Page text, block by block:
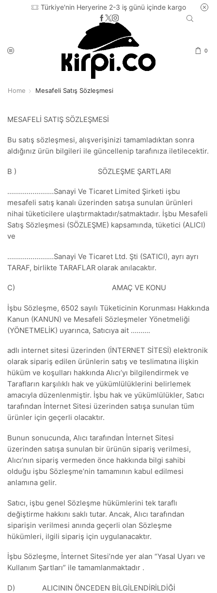
Türkiye'nin Heryerine 2-3 iş günü içinde kargo
0
Home Mesafeli Satış Sözleşmesi
MESAFELİ SATIŞ SÖZLEŞMESİ
Bu satış sözleşmesi, alışverişinizi tamamladıktan sonra
aldığınız ürün bilgileri ile güncellenip tarafınıza iletilecektir.
B ) SÖZLEŞME ŞARTLARI
……………………Sanayi Ve Ticaret Limited Şirketi işbu
mesafeli satış kanalı üzerinden satışa sunulan ürünleri
nihai tüketicilere ulaştırmaktadır/satmaktadır. İşbu Mesafeli
Satış Sözleşmesi (SÖZLEŞME) kapsamında, tüketici (ALICI)
ve
……………………Sanayi Ve Ticaret Ltd. Şti (SATICI), ayrı ayrı
TARAF, birlikte TARAFLAR olarak anılacaktır.
C) AMAÇ VE KONU
İşbu Sözleşme, 6502 sayılı Tüketicinin Korunması Hakkında
Kanun (KANUN) ve Mesafeli Sözleşmeler Yönetmeliği
(YÖNETMELİK) uyarınca, Satıcıya ait ……….
adlı internet sitesi üzerinden (İNTERNET SİTESİ) elektronik
olarak sipariş edilen ürünlerin satış ve teslimatına ilişkin
hüküm ve koşulları hakkında Alıcı’yı bilgilendirmek ve
Tarafların karşılıklı hak ve yükümlülüklerini belirlemek
amacıyla düzenlenmiştir. İşbu hak ve yükümlülükler, Satıcı
tarafından İnternet Sitesi üzerinden satışa sunulan tüm
ürünler için geçerli olacaktır.
Bunun sonucunda, Alıcı tarafından İnternet Sitesi
üzerinden satışa sunulan bir ürünün sipariş verilmesi,
Alıcı’nın sipariş vermeden önce hakkında bilgi sahibi
olduğu işbu Sözleşme’nin tamamının kabul edilmesi
anlamına gelir.
Satıcı, işbu genel Sözleşme hükümlerini tek taraflı
değiştirme hakkını saklı tutar. Ancak, Alıcı tarafından
siparişin verilmesi anında geçerli olan Sözleşme
hükümleri, ilgili sipariş için uygulanacaktır.
İşbu Sözleşme, İnternet Sitesi’nde yer alan “Yasal Uyarı ve
Kullanım Şartları” ile tamamlanmaktadır .
D) ALICININ ÖNCEDEN BİLGİLENDİRİLDİĞİ